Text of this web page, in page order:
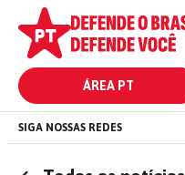
ÁREA PT
SIGA NOSSAS REDES